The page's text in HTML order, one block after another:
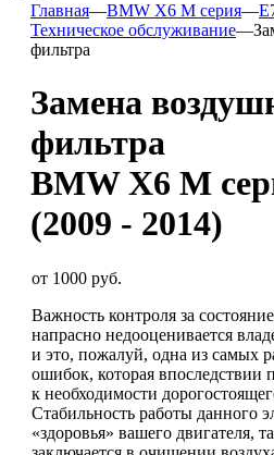
Главная—BMW X6 M серия—
Техническое обслуживание—
фильтра
Замена
фильтра
BMW X6 M
(2009 - 2014)
от 1000 руб.
Важность контроля за
напрасно недооценивается
и это, пожалуй, одна из самых
ошибок, которая впоследствии
к необходимости
Стабильность работы данного
«здоровья» вашего двигателя,